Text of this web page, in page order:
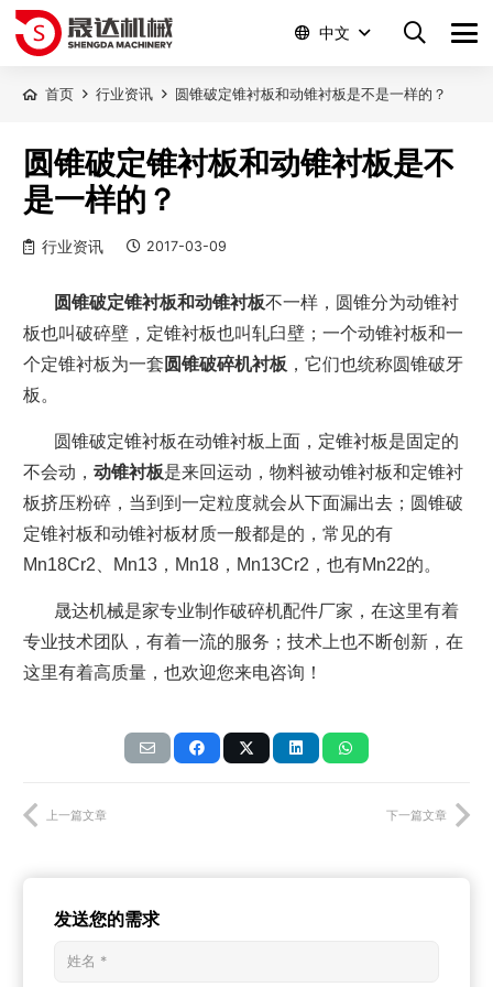
中文
首页 行业资讯 圆锥破定锥衬板和动锥衬板是不是一样的？
圆锥破定锥衬板和动锥衬板是不
是一样的？
行业资讯 2017-03-09
圆锥破定锥衬板和动锥衬板不一样，圆锥分为动锥衬
板也叫破碎壁，定锥衬板也叫轧臼壁；一个动锥衬板和一
个定锥衬板为一套 圆锥破碎机衬板 ，它们也统称圆锥破牙
板。
圆锥破定锥衬板在动锥衬板上面，定锥衬板是固定的
不会动， 动锥衬板是来回运动，物料被动锥衬板和定锥衬
板挤压粉碎，当到到一定粒度就会从下面漏出去；圆锥破
定锥衬板和动锥衬板材质一般都是的，常见的有
Mn18Cr2、Mn13，Mn18，Mn13Cr2，也有Mn22的。
晟达机械是家专业制作破碎机配件厂家，在这里有着
专业技术团队，有着一流的服务；技术上也不断创新，在
这里有着高质量 ，也欢迎您来电咨询！
上一篇文章 下一篇文章
发送您的需求